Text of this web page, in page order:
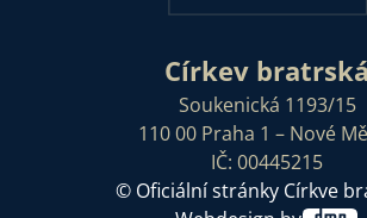
Církev bratrská
Soukenická 1193/15
110 00 Praha 1 – Nové
IČ: 00445215
© Oficiální stránky Církve